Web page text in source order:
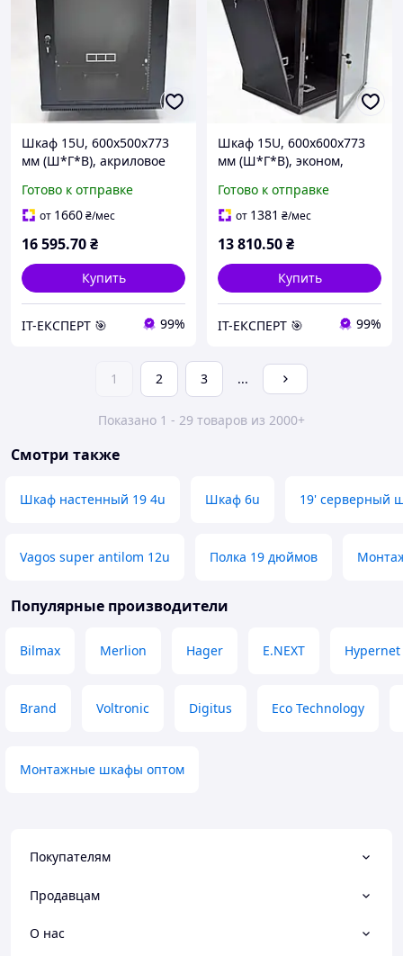
Шкаф 15U, 600х500х773
мм (Ш*Г*В), акриловое
Готово к отправке
от 1660₴/мес
16 595.70₴
Купить
ІТ-ЕКСПЕРТ 🎯 99%
Шкаф 15U, 600х600х773
мм (Ш*Г*В), эконом,
черный
Готово к отправке
от 1381 ₴/мес
13 810.50₴
Купить
ІТ-ЕКСПЕРТ 🎯 99%
1 2 3 ...
Показано 1 - 29 товаров из 2000+
Смотри также
Шкаф настенный 19 4u Шкаф 6u 19' серверный
Vagos super antilom 12u Полка 19 дюймов
Популярные производители
Bilmax Merlion Hager E.NEXT Hypernet
Brand Voltronic Digitus Eco Technology
Монтажные шкафы оптом
Покупателям
Продавцам
О нас